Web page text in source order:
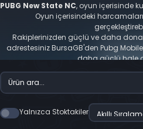
PUBG New State NC, oyun içerisinde
Oyun içerisindeki
Rakiplerinizden güçlü ve daha
adrestesiniz BursaGB'den Pubg
daha güçlü hale
Yalnızca Stoktakiler